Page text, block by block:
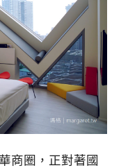
商圈，正對著國